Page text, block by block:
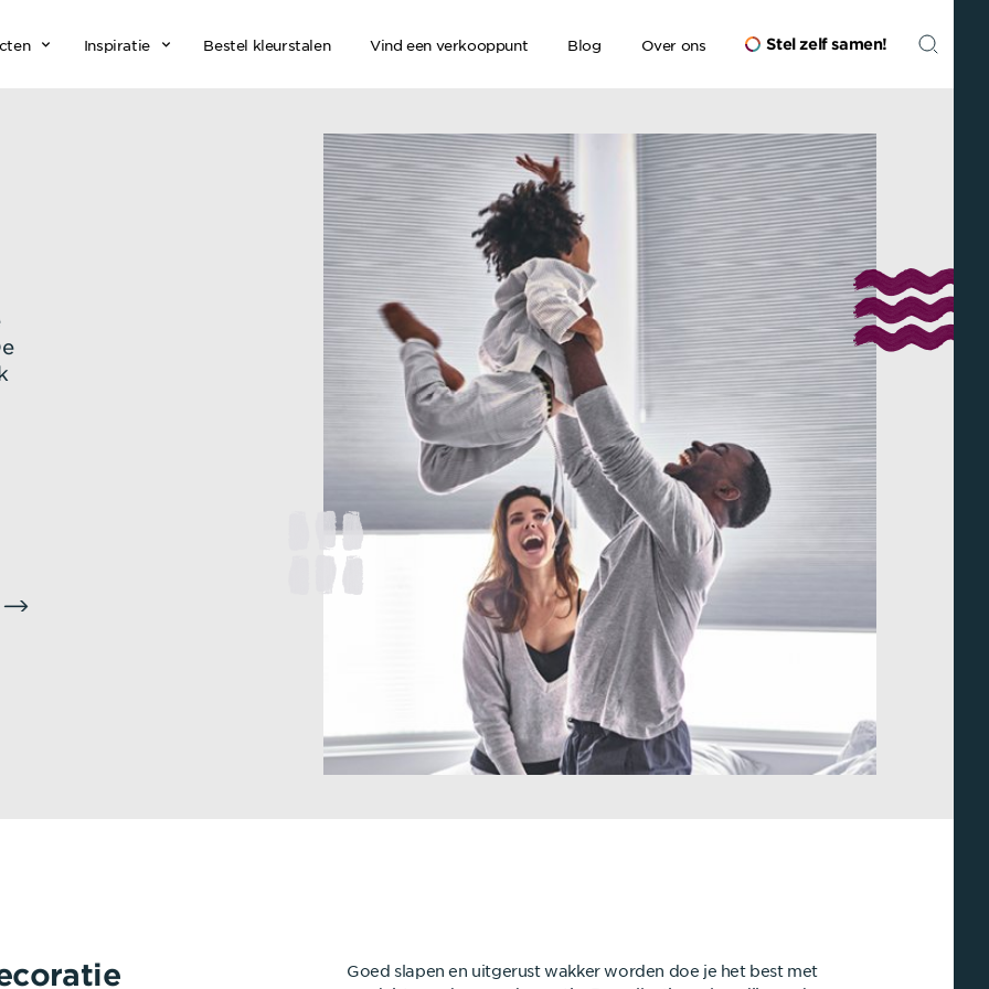
Goed slapen en uitgerust wakker worden doe je het best met
Inspiratie Bestel kleurstalen Vind een verkooppunt Blog Over ons Stel zelf samen!